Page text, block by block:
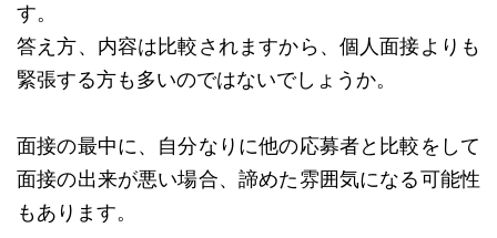
す。
答え方、内容は比較されますから、個人面接よりも
緊張する方も多いのではないでしょうか。
面接の最中に、自分なりに他の応募者と比較をして
面接の出来が悪い場合、諦めた雰囲気になる可能性
もあります。